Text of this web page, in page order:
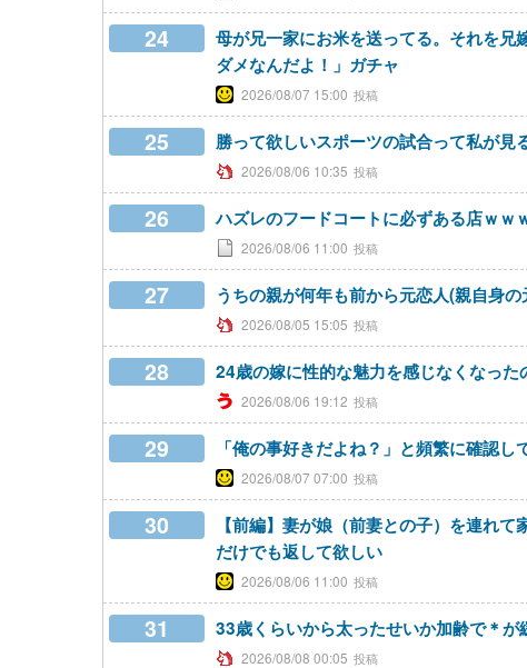
24
母が兄一家にお米を送ってる。それを兄
ダメなんだよ！」ガチャ
2026/08/07 15:00
25 勝って欲しいスポーツの試合って私が
2026/08/06 10:35
26 ハズレのフードコートに必ずある店ｗｗ
2026/08/06 11:00
27 うちの親が何年も前から元恋人(親自身
2026/08/05 15:05
28 24歳の嫁に性的な魅力を感じなくなった
2026/08/06 19:12
29 「俺の事好きだよね？」と頻繁に確認
2026/08/07 07:00
30
【前編】妻が娘（前妻との子）を連れ
だけでも返して欲しい
2026/08/06 11:00
31 33歳くらいから太ったせいか加齢で＊
2026/08/08 00:05